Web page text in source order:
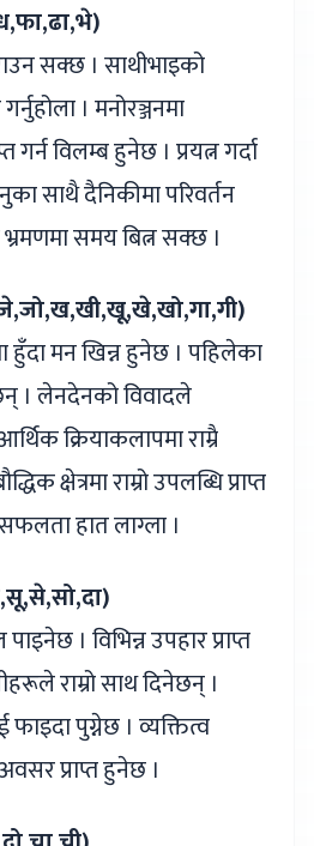
सक्छ । साथीभाइको
। मनोरञ्जनमा
गर्न विलम्ब हुनेछ । प्रयत्न गर्दा
साथै दैनिकीमा परिवर्तन
समय बित्न सक्छ ।
हुँदा मन खिन्न हुनेछ । पहिलेका
। लेनदेनको विवादले
क्रियाकलापमा राम्रै
क्षेत्रमा राम्रो उपलब्धि प्राप्त
सफलता हात लाग्ला ।
। विभिन्न उपहार प्राप्त
राम्रो साथ दिनेछन् ।
पुग्नेछ । व्यक्तित्व
प्राप्त हुनेछ ।